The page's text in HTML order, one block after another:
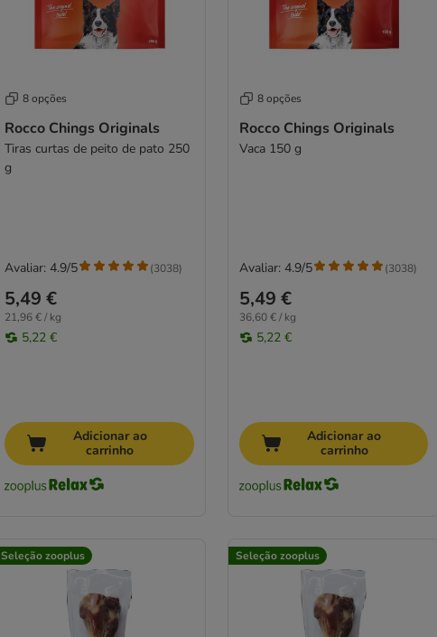
8 opções
Rocco Chings Originals
Tiras curtas de peito de pato 250
g
5,49 €
21,96 € / kg
5,22 €
Avaliar: 4.9/5 (3038)
Adicionar ao
carrinho
8 opções
Rocco Chings Originals
Vaca 150 g
5,49 €
36,60 € / kg
5,22 €
Avaliar: 4.9/5 (3038)
Adicionar ao
carrinho
Seleção zooplus Seleção zooplus